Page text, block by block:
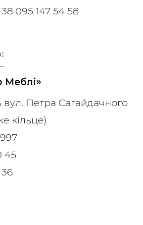
095 147 54 58
Меблі»
вул. Петра Сагайдачного
кільце)
45